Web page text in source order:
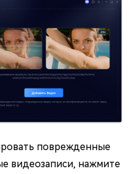
поврежденные
видеозаписи, нажмите